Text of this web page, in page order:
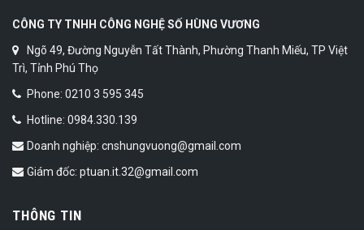
CÔNG TY TNHH CÔNG NGHỆ SỐ HÙNG VƯƠNG
Ngõ 49, Đường Nguyễn Tất Thành, Phường Thanh Miếu, TP Việt
Trì, Tỉnh Phú Thọ
Phone: 0210 3 595 345
Hotline: 0984.330.139
Doanh nghiệp: cnshungvuong@gmail.com
Giám đốc: ptuan.it.32@gmail.com
THÔNG TIN